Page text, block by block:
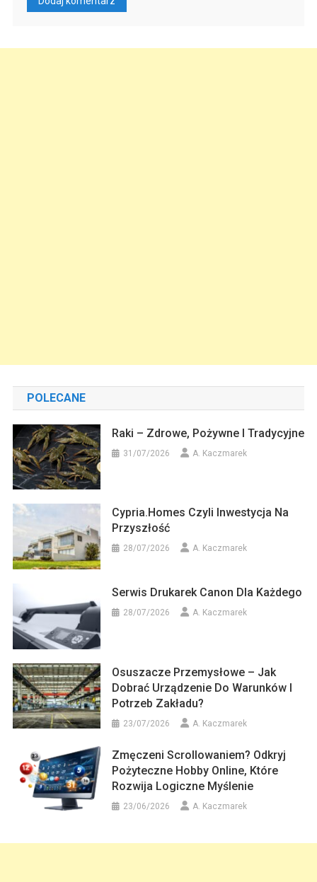
POLECANE
Raki – Zdrowe, Pożywne I Tradycyjne
31/07/2026 A. Kaczmarek
Cypria.homes Czyli Inwestycja Na
Przyszłość
28/07/2026 A. Kaczmarek
Serwis Drukarek Canon Dla Każdego
28/07/2026 A. Kaczmarek
Osuszacze Przemysłowe – Jak
Dobrać Urządzenie Do Warunków I
Potrzeb Zakładu?
23/07/2026 A. Kaczmarek
Zmęczeni Scrollowaniem? Odkryj
Pożyteczne Hobby Online, Które
Rozwija Logiczne Myślenie
23/06/2026 A. Kaczmarek